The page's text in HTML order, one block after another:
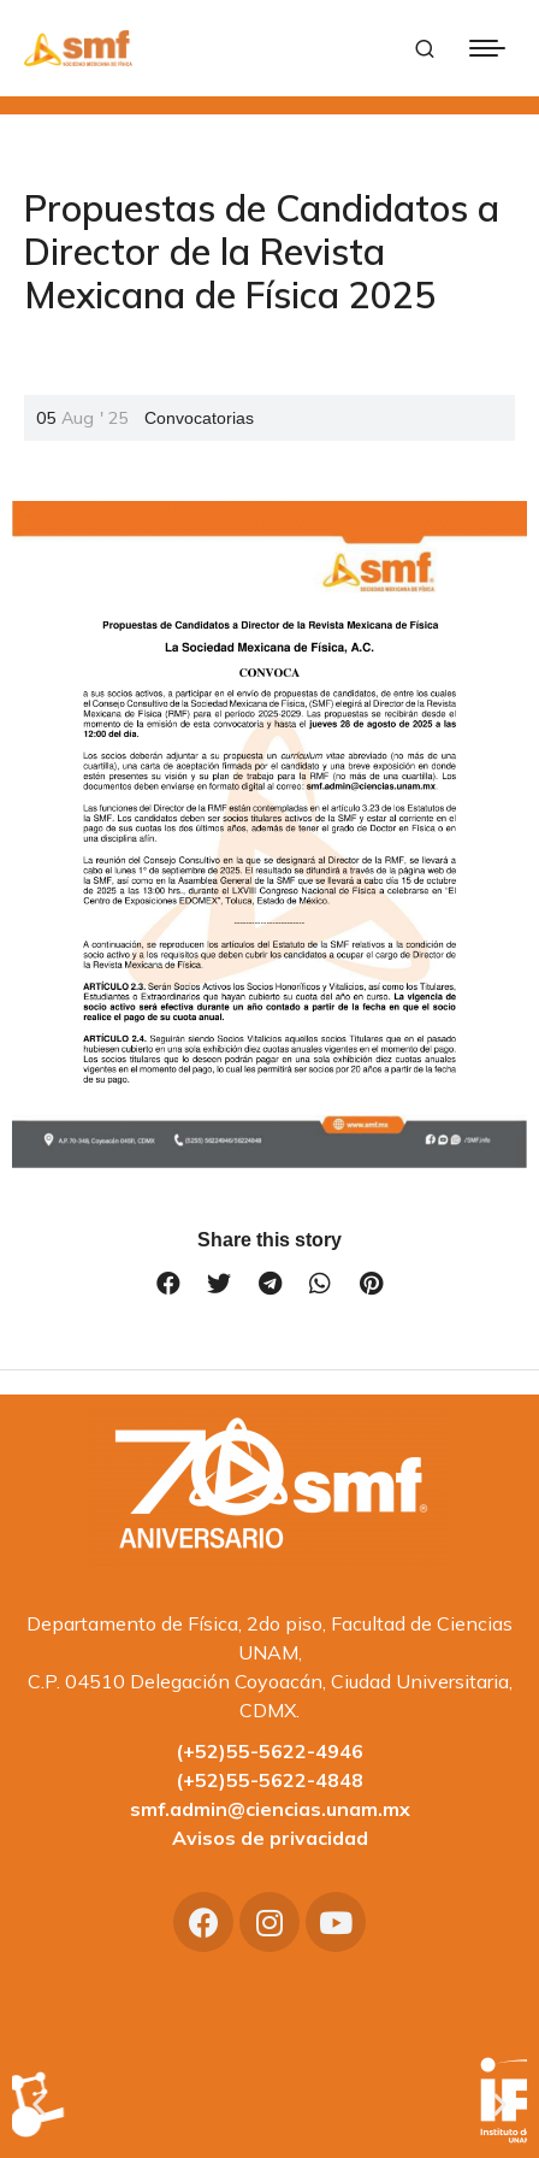
Propuestas de Candidatos a
Director de la Revista
Mexicana de Física 2025
05 Aug ' 25 Convocatorias
Share this story
Departamento de Física, 2do piso, Facultad de Ciencias
UNAM,
C.P. 04510 Delegación Coyoacán, Ciudad Universitaria,
CDMX.
(+52)55-5622-4946
(+52)55-5622-4848
smf.admin@ciencias.unam.mx
Avisos de privacidad